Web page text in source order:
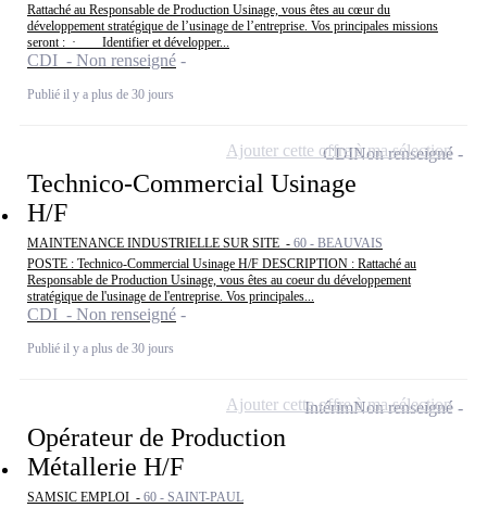
Rattaché au Responsable de Production Usinage, vous êtes au cœur du
développement stratégique de l’usinage de l’entreprise. Vos principales missions
seront : · Identifier et développer...
CDI - Non renseigné
Publié il y a plus de 30 jours
Technico-Commercial Usinage
H/F
MAINTENANCE INDUSTRIELLE SUR SITE - 60 - BEAUVAIS
POSTE : Technico-Commercial Usinage H/F DESCRIPTION : Rattaché au
Responsable de Production Usinage, vous êtes au coeur du développement
stratégique de l'usinage de l'entreprise. Vos principales...
CDI - Non renseigné
Publié il y a plus de 30 jours
CDINon renseigné
Ajouter cette offre à ma sélection
Opérateur de Production
Métallerie H/F
SAMSIC EMPLOI - 60 - SAINT-PAUL
IntérimNon renseigné
Ajouter cette offre à ma sélection